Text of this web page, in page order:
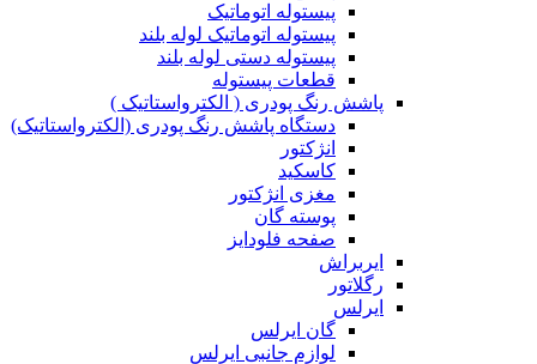
پیستوله اتوماتیک
پیستوله اتوماتیک لوله بلند
پیستوله دستی لوله بلند
قطعات پیستوله
پاشش رنگ پودری ( الکترواستاتیک )
دستگاه پاشش رنگ پودری (الکترواستاتیک)
انژکتور
کاسکید
مغزی انژکتور
پوسته گان
صفحه فلودایز
ایربراش
رگلاتور
ایرلس
گان ایرلس
لوازم جانبی ایرلس